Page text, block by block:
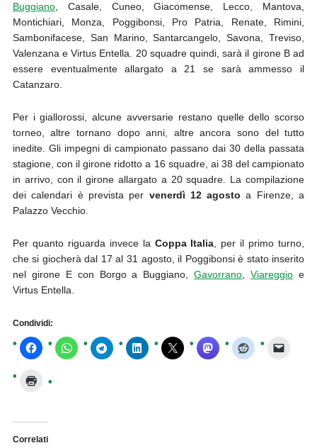
Buggiano, Casale, Cuneo, Giacomense, Lecco, Mantova,
Montichiari, Monza, Poggibonsi, Pro Patria, Renate, Rimini,
Sambonifacese, San Marino, Santarcangelo, Savona, Treviso,
Valenzana e Virtus Entella. 20 squadre quindi, sarà il girone B ad
essere eventualmente allargato a 21 se sarà ammesso il
Catanzaro.
Per i giallorossi, alcune avversarie restano quelle dello scorso
torneo, altre tornano dopo anni, altre ancora sono del tutto
inedite. Gli impegni di campionato passano dai 30 della passata
stagione, con il girone ridotto a 16 squadre, ai 38 del campionato
in arrivo, con il girone allargato a 20 squadre. La compilazione
dei calendari è prevista per venerdì 12 agosto a Firenze, a
Palazzo Vecchio.
Per quanto riguarda invece la Coppa Italia, per il primo turno,
che si giocherà dal 17 al 31 agosto, il Poggibonsi è stato inserito
nel girone E con Borgo a Buggiano,Gavorrano,Viareggio e
Virtus Entella.
Condividi:
Correlati